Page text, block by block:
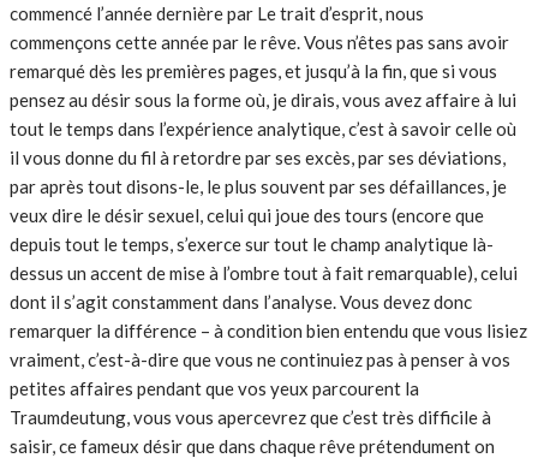
commencé l’année dernière par Le trait d’esprit, nous
commençons cette année par le rêve. Vous n’êtes pas sans avoir
remarqué dès les premières pages, et jusqu’à la fin, que si vous
pensez au désir sous la forme où, je dirais, vous avez affaire à lui
tout le temps dans l’expérience analytique, c’est à savoir celle où
il vous donne du fil à retordre par ses excès, par ses déviations,
par après tout disons-le, le plus souvent par ses défaillances, je
veux dire le désir sexuel, celui qui joue des tours (encore que
depuis tout le temps, s’exerce sur tout le champ analytique là-
dessus un accent de mise à l’ombre tout à fait remarquable), celui
dont il s’agit constamment dans l’analyse. Vous devez donc
remarquer la différence – à condition bien entendu que vous lisiez
vraiment, c’est-à-dire que vous ne continuiez pas à penser à vos
petites affaires pendant que vos yeux parcourent la
Traumdeutung, vous vous apercevrez que c’est très difficile à
saisir, ce fameux désir que dans chaque rêve prétendument on